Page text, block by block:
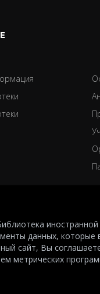
Foreign Literature named
is the property of the
данных,
сайт, Вы
метрических